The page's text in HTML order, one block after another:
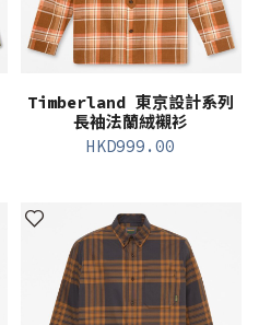
Timberland 東京設計系列
長袖法蘭絨襯衫
HKD999.00